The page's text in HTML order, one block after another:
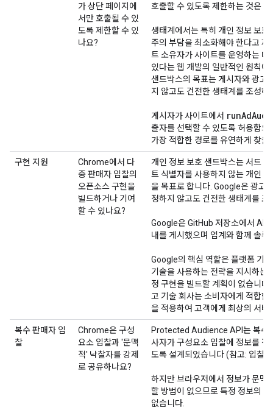
가 상단 페이지에
서만 호출될 수 있
도록 제한할 수 있
나요?
호출할 수 있도록 제한하는 것은
생태계에서는 특히 개인 정보 보
주의 부담을 최소화해야 한다고 제
트 소유자가 사이트를 운영하는 데
있다는 웹 개발의 일반적인 원칙
샌드박스의 목표는 게시자와 광고
지 않고도 건전한 생태계를 조성하
게시자가 사이트에서 runAd
출자를 선택할 수 있도록 허용함
가장 적합한 경로를 유연하게 찾을
구현 지원
Chrome에서 다
중 판매자 입찰의
오픈소스 구현을
빌드하거나 기여
할 수 있나요?
개인 정보 보호 샌드박스는 서드
트 식별자를 사용하지 않는 개인
을 목표로 합니다. Google은 광고
정하지 않고도 건전한 생태계를 조
Google은 GitHub 저장소에서 API
내를 게시했으며 업계와 함께 솔
Google의 핵심 역할은 플랫폼 기
기술을 사용하는 전략을 지시하는
정 구현을 빌드할 계획이 없습니
고 기술 회사는 소비자에게 적합한
을 적용하여 고객에게 최상의 서비
복수 판매자 입
찰
Chrome은 구성
요소 입찰과 '문맥
적' 낙찰자를 강제
로 공유하나요?
Protected Audience API는 복수
사자가 구성요소 입찰에 정보를 전
도록 설계되었습니다 (참고: 입찰
하지만 브라우저에서 정보가 문맥
할 방법이 없으므로 특정 정보의
없습니다.